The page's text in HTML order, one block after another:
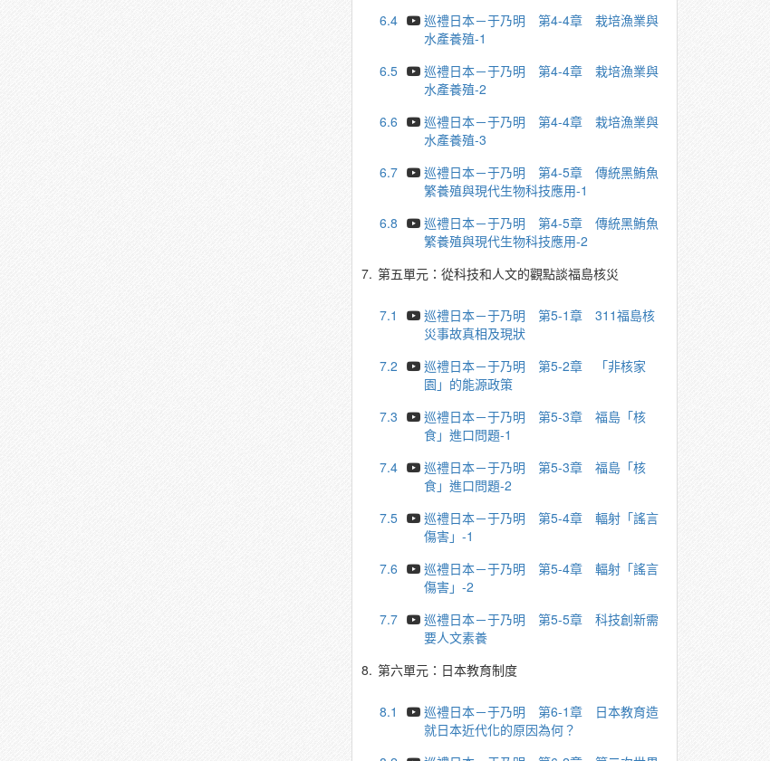
6.4
巡禮日本－于乃明 第4-4章 栽培漁業與
水產養殖-1
6.5
巡禮日本－于乃明 第4-4章 栽培漁業與
水產養殖-2
6.6
巡禮日本－于乃明 第4-4章 栽培漁業與
水產養殖-3
6.7
巡禮日本－于乃明 第4-5章 傳統黑鮪魚
繁養殖與現代生物科技應用-1
6.8
巡禮日本－于乃明 第4-5章 傳統黑鮪魚
繁養殖與現代生物科技應用-2
7. 第五單元：從科技和人文的觀點談福島核災
7.1
巡禮日本－于乃明 第5-1章 311福島核
災事故真相及現狀
7.2
巡禮日本－于乃明 第5-2章 「非核家
園」的能源政策
7.3
巡禮日本－于乃明 第5-3章 福島「核
食」進口問題-1
7.4
巡禮日本－于乃明 第5-3章 福島「核
食」進口問題-2
7.5
巡禮日本－于乃明 第5-4章 輻射「謠言
傷害」-1
7.6
巡禮日本－于乃明 第5-4章 輻射「謠言
傷害」-2
7.7
巡禮日本－于乃明 第5-5章 科技創新需
要人文素養
8. 第六單元：日本教育制度
8.1
巡禮日本－于乃明 第6-1章 日本教育造
就日本近代化的原因為何？